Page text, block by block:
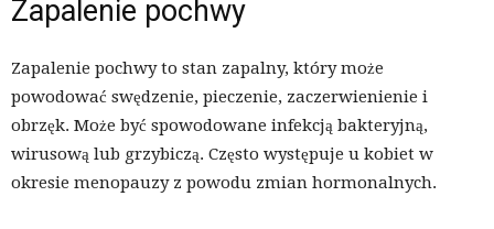
Zapalenie pochwy
Zapalenie pochwy to stan zapalny, który może
powodować swędzenie, pieczenie, zaczerwienienie i
obrzęk. Może być spowodowane infekcją bakteryjną,
wirusową lub grzybiczą. Często występuje u kobiet w
okresie menopauzy z powodu zmian hormonalnych.